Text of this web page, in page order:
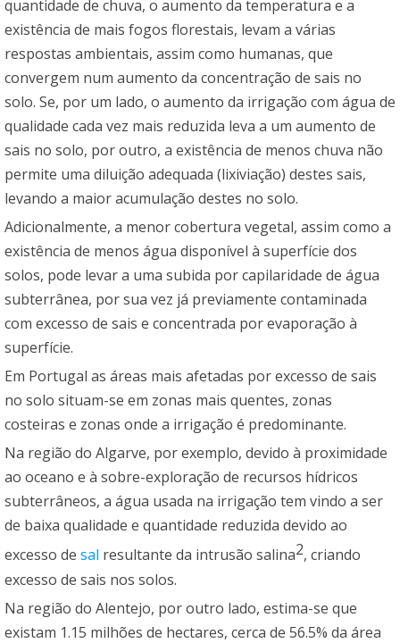
quantidade de chuva, o aumento da temperatura e a
existência de mais fogos florestais, levam a várias
respostas ambientais, assim como humanas, que
convergem num aumento da concentração de sais no
solo. Se, por um lado, o aumento da irrigação com água de
qualidade cada vez mais reduzida leva a um aumento de
sais no solo, por outro, a existência de menos chuva não
permite uma diluição adequada (lixiviação) destes sais,
levando a maior acumulação destes no solo.
Adicionalmente, a menor cobertura vegetal, assim como a
existência de menos água disponível à superfície dos
solos, pode levar a uma subida por capilaridade de água
subterrânea, por sua vez já previamente contaminada
com excesso de sais e concentrada por evaporação à
superfície.
Em Portugal as áreas mais afetadas por excesso de sais
no solo situam-se em zonas mais quentes, zonas
costeiras e zonas onde a irrigação é predominante.
Na região do Algarve, por exemplo, devido à proximidade
ao oceano e à sobre-exploração de recursos hídricos
subterrâneos, a água usada na irrigação tem vindo a ser
de baixa qualidade e quantidade reduzida devido ao
excesso de sal resultante da intrusão salina2, criando
excesso de sais nos solos.
Na região do Alentejo, por outro lado, estima-se que
existam 1.15 milhões de hectares, cerca de 56.5% da área